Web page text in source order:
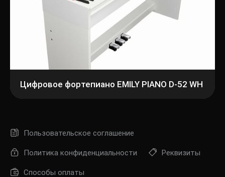
Цифровое фортепиано EMILY PIANO D-52 WH
Пользовательское соглашение
Политика конфиденциальности Реквизиты
Способы оплаты